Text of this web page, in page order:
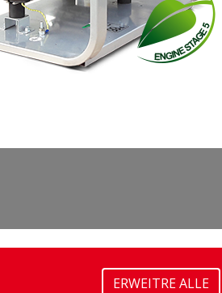
ERWEITRE ALLE